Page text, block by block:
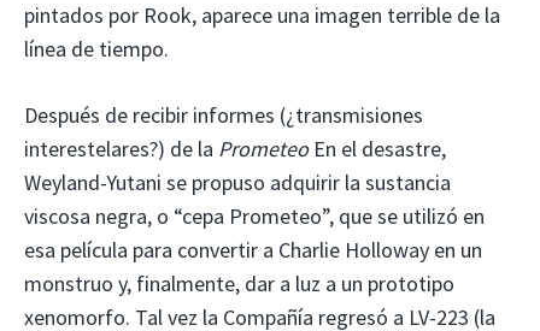
pintados por Rook, aparece una imagen terrible de la
línea de tiempo.
Después de recibir informes (¿transmisiones
interestelares?) de la Prometeo En el desastre,
Weyland-Yutani se propuso adquirir la sustancia
viscosa negra, o “cepa Prometeo”, que se utilizó en
esa película para convertir a Charlie Holloway en un
monstruo y, finalmente, dar a luz a un prototipo
xenomorfo. Tal vez la Compañía regresó a LV-223 (la